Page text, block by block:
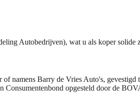
Autobedrijven), wat u als koper solide
namens Barry de Vries Auto's, gevestigd
Consumentenbond opgesteld door de